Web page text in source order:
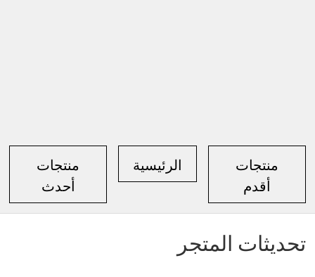
منتجات
أحدث
منتجات
أقدم
الرئيسية
تحديثات المتجر